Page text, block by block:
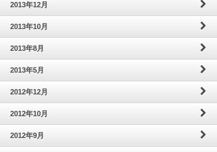
2013年12月
2013年10月
2013年8月
2013年5月
2012年12月
2012年10月
2012年9月